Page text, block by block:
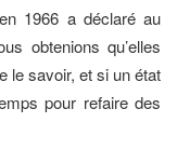
1966 a déclaré au
obtenions qu’elles
le savoir, et si un état
pour refaire des